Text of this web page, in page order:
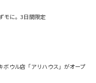
モに。3日間限定
ボウル店「アリハウス」がオープ